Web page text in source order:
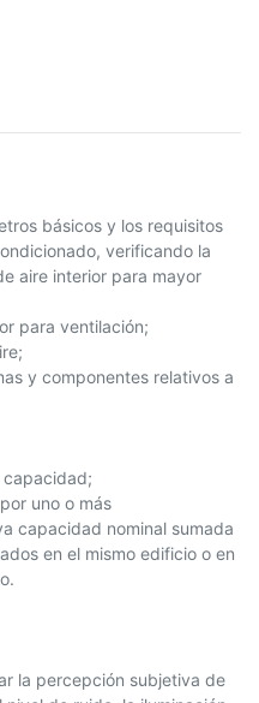
básicos y los requisitos
verificando la
aire interior para mayor
para ventilación;
y componentes relativos a
capacidad;
uno o más
capacidad nominal sumada
en el mismo edificio o en
la percepción subjetiva de